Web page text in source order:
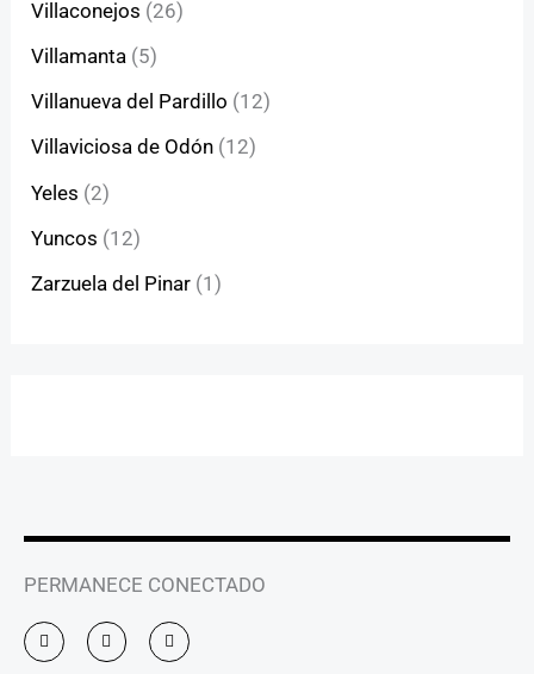
Villaconejos (26)
Villamanta (5)
Villanueva del Pardillo (12)
Villaviciosa de Odón (12)
Yeles (2)
Yuncos (12)
Zarzuela del Pinar (1)
PERMANECE CONECTADO
I
n
s
F
a
c
Y
o
u